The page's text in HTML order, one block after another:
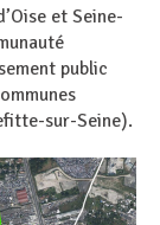
et Seine-
public
sur-Seine).